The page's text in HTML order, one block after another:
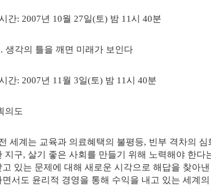
간: 2007년 10월 27일(토) 밤 11시 40분
생각의 틀을 깨면 미래가 보인다
간: 2007년 11월 3일(토) 밤 11시 40분
의도
세계는 교육과 의료혜택의 불평등, 빈부 격차의
지구, 살기 좋은 사회를 만들기 위해 노력해야 한
고 있는 문제에 대해 새로운 시각으로 해답을 찾아
면서도 윤리적 경영을 통해 수익을 내고 있는 세계